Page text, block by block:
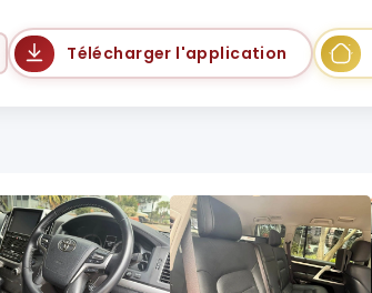
Télécharger l'application